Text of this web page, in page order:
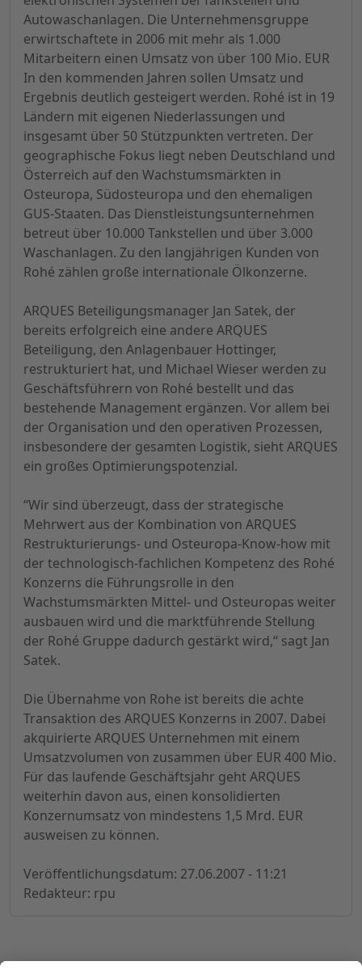
Autowaschanlagen. Die Unternehmensgruppe
erwirtschaftete in 2006 mit mehr als 1.000
Mitarbeitern einen Umsatz von über 100 Mio. EUR
In den kommenden Jahren sollen Umsatz und
Ergebnis deutlich gesteigert werden. Rohé ist in 19
Ländern mit eigenen Niederlassungen und
insgesamt über 50 Stützpunkten vertreten. Der
geographische Fokus liegt neben Deutschland und
Österreich auf den Wachstumsmärkten in
Osteuropa, Südosteuropa und den ehemaligen
GUS-Staaten. Das Dienstleistungsunternehmen
betreut über 10.000 Tankstellen und über 3.000
Waschanlagen. Zu den langjährigen Kunden von
Rohé zählen große internationale Ölkonzerne.
ARQUES Beteiligungsmanager Jan Satek, der
bereits erfolgreich eine andere ARQUES
Beteiligung, den Anlagenbauer Hottinger,
restrukturiert hat, und Michael Wieser werden zu
Geschäftsführern von Rohé bestellt und das
bestehende Management ergänzen. Vor allem bei
der Organisation und den operativen Prozessen,
insbesondere der gesamten Logistik, sieht ARQUES
ein großes Optimierungspotenzial.
“Wir sind überzeugt, dass der strategische
Mehrwert aus der Kombination von ARQUES
Restrukturierungs- und Osteuropa-Know-how mit
der technologisch-fachlichen Kompetenz des Rohé
Konzerns die Führungsrolle in den
Wachstumsmärkten Mittel- und Osteuropas weiter
ausbauen wird und die marktführende Stellung
der Rohé Gruppe dadurch gestärkt wird,“ sagt Jan
Satek.
Die Übernahme von Rohe ist bereits die achte
Transaktion des ARQUES Konzerns in 2007. Dabei
akquirierte ARQUES Unternehmen mit einem
Umsatzvolumen von zusammen über EUR 400 Mio.
Für das laufende Geschäftsjahr geht ARQUES
weiterhin davon aus, einen konsolidierten
Konzernumsatz von mindestens 1,5 Mrd. EUR
ausweisen zu können.
Veröffentlichungsdatum: 27.06.2007 - 11:21
Redakteur: rpu